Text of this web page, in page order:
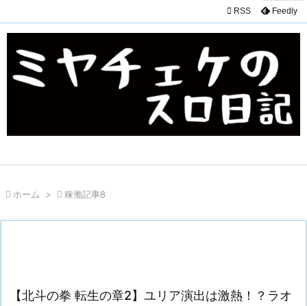
 RSS Feedly
 ホーム >  稼働記事8
【北斗の拳 転生の章2】ユリア演出は激熱！？ラオ